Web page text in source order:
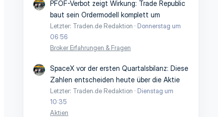
PFOF-Verbot zeigt Wirkung: Trade Republic
baut sein Ordermodell komplett um
Letzter: Traden.de Redaktion
Donnerstag um
06:56
Broker Erfahrungen & Fragen
SpaceX vor der ersten Quartalsbilanz: Diese
Zahlen entscheiden heute über die Aktie
Letzter: Traden.de Redaktion
Dienstag um
10:35
Aktien